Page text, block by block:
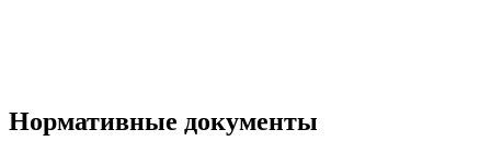
Нормативные документы